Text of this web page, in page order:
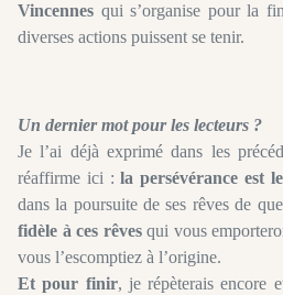
Vincennes qui s’organise pour la
diverses actions puissent se tenir.
Un dernier mot pour les lecteurs ?
Je l’ai déjà exprimé dans les
réaffirme ici :la persévérance est
dans la poursuite de ses rêves de
fidèle à ces rêvesqui vous
vous l’escomptiez à l’origine.
Et pour finir, je répèterais encore